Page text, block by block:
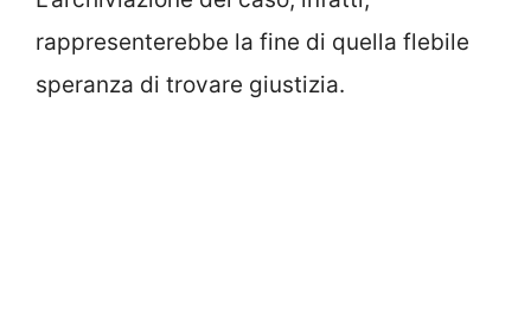
rappresenterebbe la fine di quella flebile
speranza di trovare giustizia.